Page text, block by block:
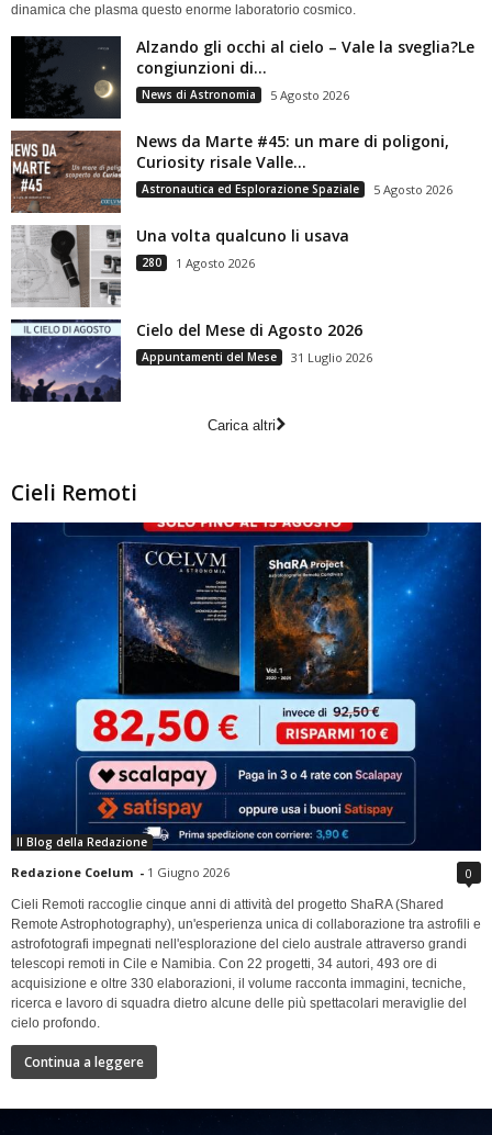
dinamica che plasma questo enorme laboratorio cosmico.
Alzando gli occhi al cielo – Vale la sveglia?Le
congiunzioni di...
News di Astronomia 5 Agosto 2026
News da Marte #45: un mare di poligoni,
Curiosity risale Valle...
Astronautica ed Esplorazione Spaziale 5 Agosto 2026
Una volta qualcuno li usava
280 1 Agosto 2026
Cielo del Mese di Agosto 2026
Appuntamenti del Mese 31 Luglio 2026
Carica altri
Cieli Remoti
Il Blog della Redazione
Redazione Coelum - 1 Giugno 2026 0
Cieli Remoti raccoglie cinque anni di attività del progetto ShaRA (Shared
Remote Astrophotography), un'esperienza unica di collaborazione tra astrofili e
astrofotografi impegnati nell'esplorazione del cielo australe attraverso grandi
telescopi remoti in Cile e Namibia. Con 22 progetti, 34 autori, 493 ore di
acquisizione e oltre 330 elaborazioni, il volume racconta immagini, tecniche,
ricerca e lavoro di squadra dietro alcune delle più spettacolari meraviglie del
cielo profondo.
Continua a leggere